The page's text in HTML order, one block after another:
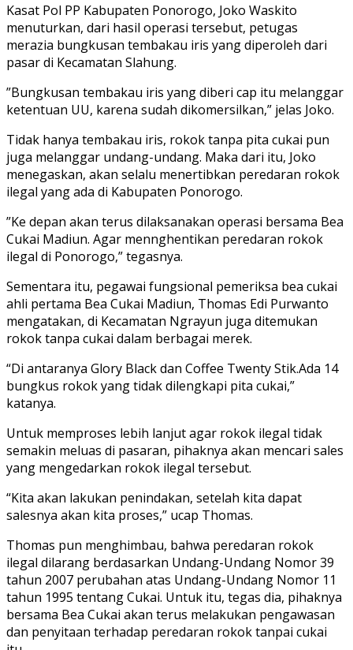
Kasat Pol PP Kabupaten Ponorogo, Joko Waskito
menuturkan, dari hasil operasi tersebut, petugas
merazia bungkusan tembakau iris yang diperoleh dari
pasar di Kecamatan Slahung.
”Bungkusan tembakau iris yang diberi cap itu melanggar
ketentuan UU, karena sudah dikomersilkan,” jelas Joko.
Tidak hanya tembakau iris, rokok tanpa pita cukai pun
juga melanggar undang-undang. Maka dari itu, Joko
menegaskan, akan selalu menertibkan peredaran rokok
ilegal yang ada di Kabupaten Ponorogo.
”Ke depan akan terus dilaksanakan operasi bersama Bea
Cukai Madiun. Agar mennghentikan peredaran rokok
ilegal di Ponorogo,” tegasnya.
Sementara itu, pegawai fungsional pemeriksa bea cukai
ahli pertama Bea Cukai Madiun, Thomas Edi Purwanto
mengatakan, di Kecamatan Ngrayun juga ditemukan
rokok tanpa cukai dalam berbagai merek.
“Di antaranya Glory Black dan Coffee Twenty Stik.Ada 14
bungkus rokok yang tidak dilengkapi pita cukai,”
katanya.
Untuk memproses lebih lanjut agar rokok ilegal tidak
semakin meluas di pasaran, pihaknya akan mencari sales
yang mengedarkan rokok ilegal tersebut.
“Kita akan lakukan penindakan, setelah kita dapat
salesnya akan kita proses,” ucap Thomas.
Thomas pun menghimbau, bahwa peredaran rokok
ilegal dilarang berdasarkan Undang-Undang Nomor 39
tahun 2007 perubahan atas Undang-Undang Nomor 11
tahun 1995 tentang Cukai. Untuk itu, tegas dia, pihaknya
bersama Bea Cukai akan terus melakukan pengawasan
dan penyitaan terhadap peredaran rokok tanpai cukai